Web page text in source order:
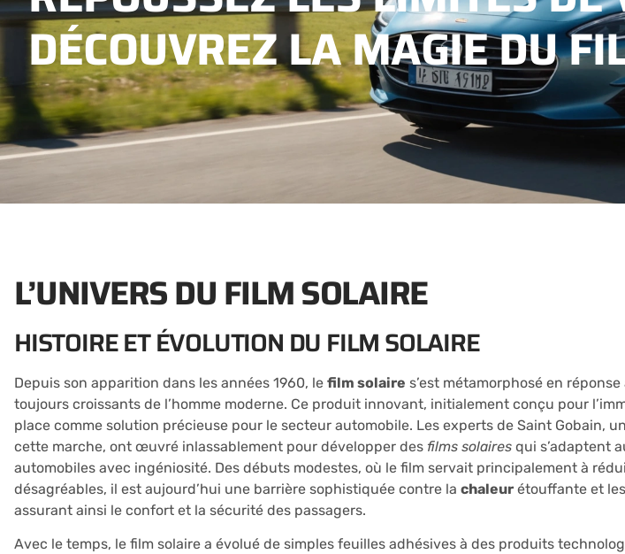
DÉCOUVREZ LA MAGIE DU
L’UNIVERS DU FILM SOLAIRE
HISTOIRE ET ÉVOLUTION DU FILM SOLAIRE
Depuis son apparition dans les années 1960, le film solaire s’est métamorphosé en
toujours croissants de l’homme moderne. Ce produit innovant, initialement conçu pour
place comme solution précieuse pour le secteur automobile. Les experts de Saint Gobain,
cette marche, ont œuvré inlassablement pour développer des films solaires qui s’adaptent
automobiles avec ingéniosité. Des débuts modestes, où le film servait principalement à
désagréables, il est aujourd’hui une barrière sophistiquée contre la chaleur étouffante et les
assurant ainsi le confort et la sécurité des passagers.
Avec le temps, le film solaire a évolué de simples feuilles adhésives à des produits